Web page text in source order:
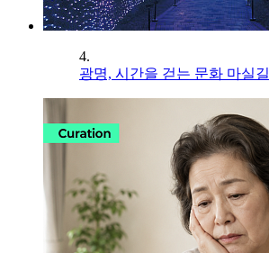
4.
광명, 시간을 걷는 문화 마실길